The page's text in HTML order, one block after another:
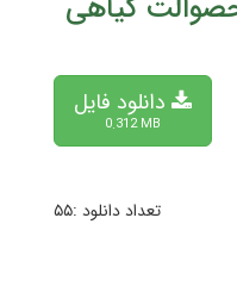
گیاهی
دانلود فایل
0.312 MB
تعداد دانلود :۵۵